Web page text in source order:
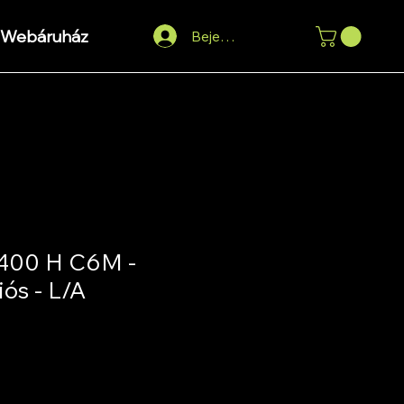
Webáruház Bejelentkezés
H C6M -
- L/A